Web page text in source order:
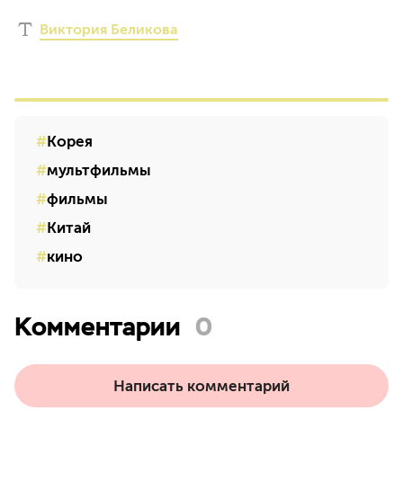
Виктория Беликова
Корея
мультфильмы
фильмы
Китай
кино
Комментарии 0
Написать комментарий